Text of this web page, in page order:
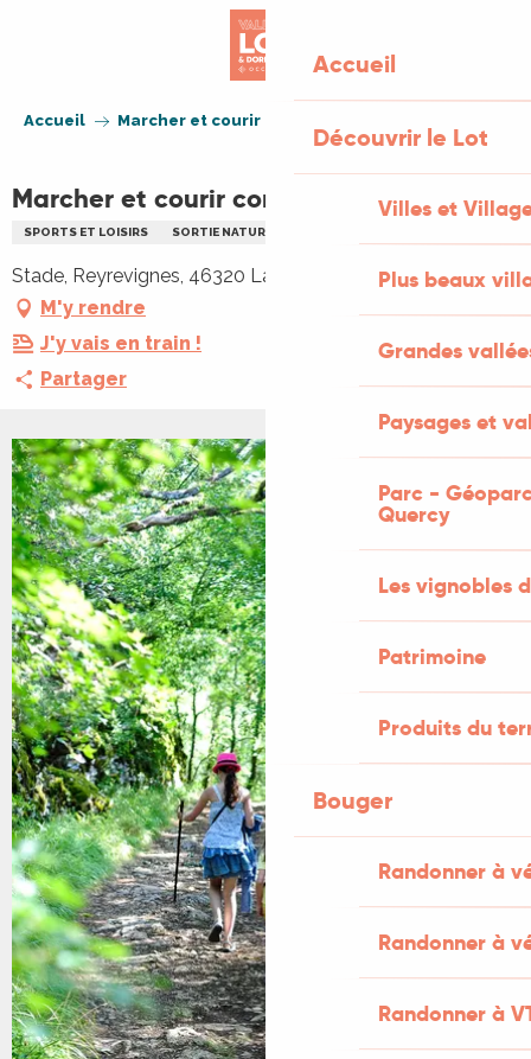
Accueil
Découvrir le Lot
Villes et
Plus beaux
Grandes
Paysages et
Parc -
Quercy
Les vignobles
Patrimoine
Produits du
Bouger
Randonner à
Randonner à
Randonner à
Accueil Marcher et courir contre le cancer
Marcher et courir contre le cancer
SPORTS ET LOISIRS SORTIE NATURE
Stade, Reyrevignes, 46320 Lachapelle-Auzac
M'y rendre
J'y vais en train !
Partager